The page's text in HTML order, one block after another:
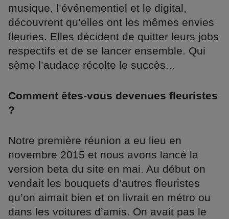
musique, l’événementiel et le digital,
découvrent qu’elles ont les mêmes envies
fleuries. Elles décident de quitter leurs jobs
respectifs et de se lancer ensemble. Qui
sème l’audace récolte le succès...
Comment êtes-vous devenues fleuristes
?
Notre première réunion a eu lieu en
novembre 2015 et nous avons lancé la
version beta du site en mai. Au début on
vendait les bouquets d’autres fleuristes
qu’on aimait bien et on livrait en métro ou
dans les voitures d’amis. On avait pas le